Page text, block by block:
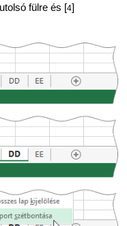
fülre és [4]